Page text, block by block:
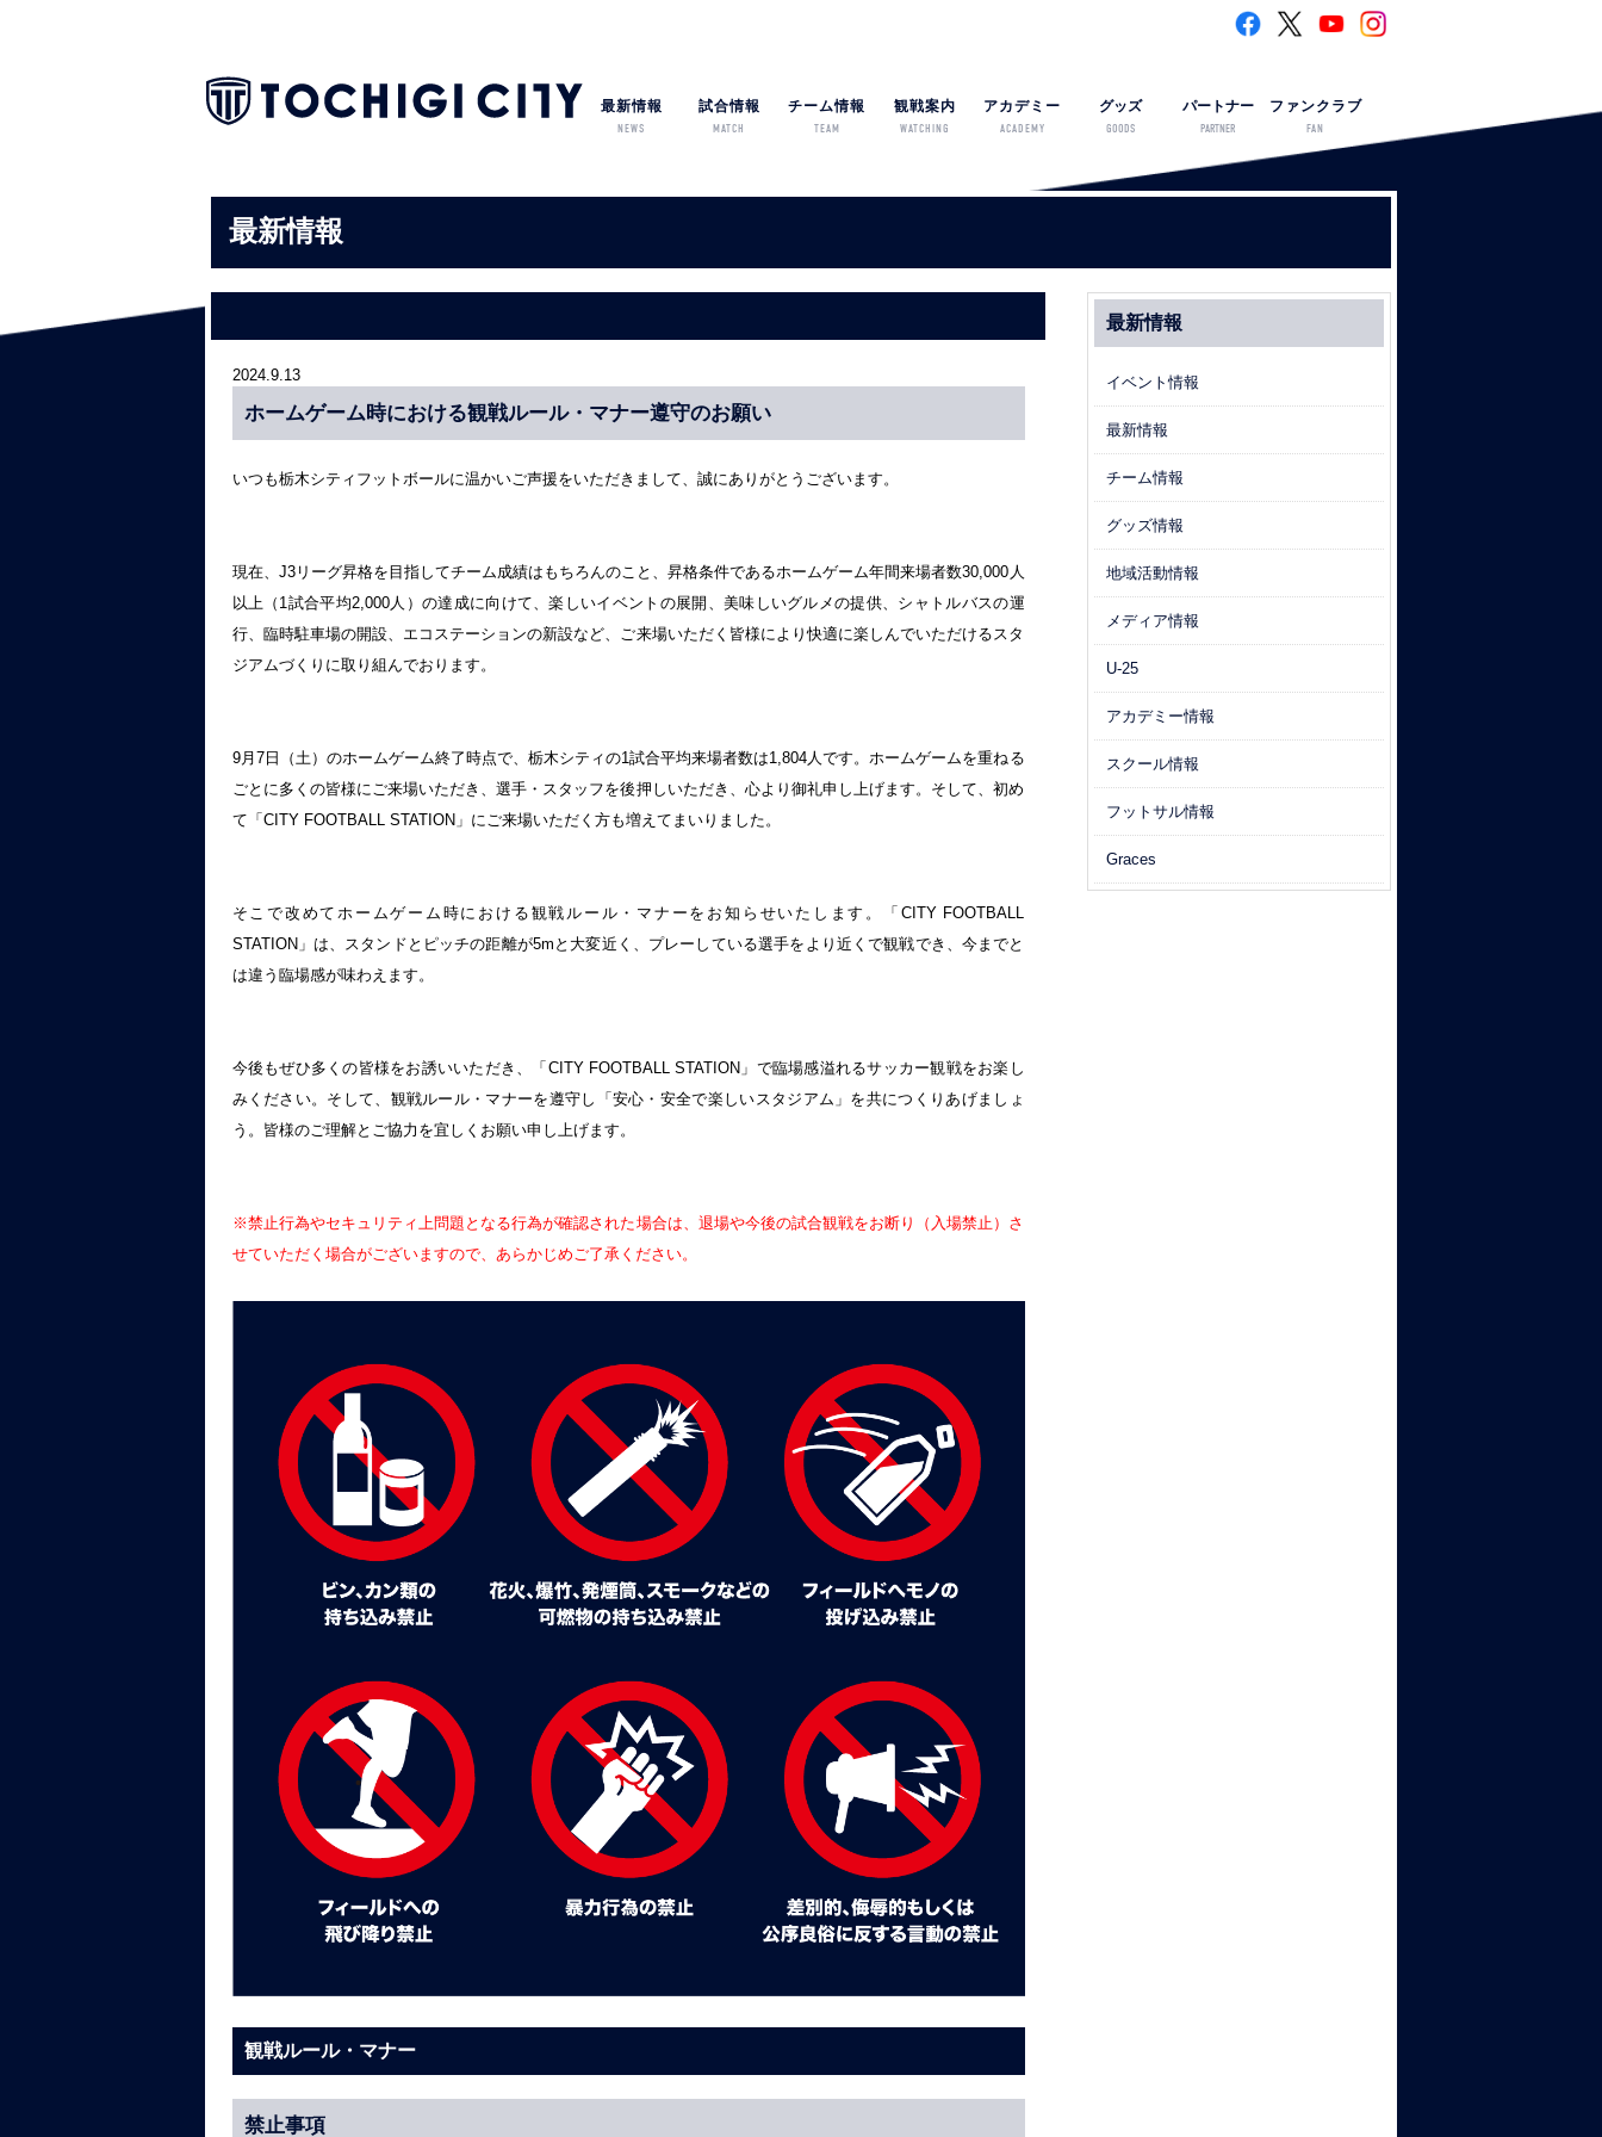
最新情報
NEWS
試合情報
MATCH
チーム情報
TEAM
観戦案内
WATCHING
アカデミー
ACADEMY
グッズ
GOODS
パートナー
PARTNER
ファンクラブ
FAN
最新情報
2024.9.13
ホームゲーム時における観戦ルール・マナー遵守のお願い
いつも栃木シティフットボールに温かいご声援をいただきまして、誠にありがとうございます。
現在、J3リーグ昇格を目指してチーム成績はもちろんのこと、昇格条件であるホームゲーム年間来場者数30,000人
以上（1試合平均2,000人）の達成に向けて、楽しいイベントの展開、美味しいグルメの提供、シャトルバスの運
行、臨時駐車場の開設、エコステーションの新設など、ご来場いただく皆様により快適に楽しんでいただけるスタ
ジアムづくりに取り組んでおります。
9月7日（土）のホームゲーム終了時点で、栃木シティの1試合平均来場者数は1,804人です。ホームゲームを重ねる
ごとに多くの皆様にご来場いただき、選手・スタッフを後押しいただき、心より御礼申し上げます。そして、初め
て「CITY FOOTBALL STATION」にご来場いただく方も増えてまいりました。
そこで改めてホームゲーム時における観戦ルール・マナーをお知らせいたします。「CITY FOOTBALL
STATION」は、スタンドとピッチの距離が5mと大変近く、プレーしている選手をより近くで観戦でき、今までと
は違う臨場感が味わえます。
今後もぜひ多くの皆様をお誘いいただき、「CITY FOOTBALL STATION」で臨場感溢れるサッカー観戦をお楽し
みください。そして、観戦ルール・マナーを遵守し「安心・安全で楽しいスタジアム」を共につくりあげましょ
う。皆様のご理解とご協力を宜しくお願い申し上げます。
※禁止行為やセキュリティ上問題となる行為が確認された場合は、退場や今後の試合観戦をお断り（入場禁止）さ
せていただく場合がございますので、あらかじめご了承ください。
観戦ルール・マナー
禁止事項
最新情報
イベント情報
最新情報
チーム情報
グッズ情報
地域活動情報
メディア情報
U-25
アカデミー情報
スクール情報
フットサル情報
Graces